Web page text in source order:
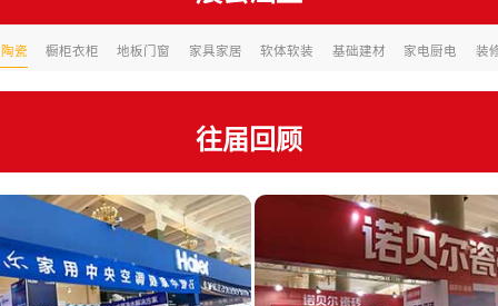
瓷 橱柜衣柜 地板门窗 家具家居 软体软装 基础建材 家电厨电 装
往届回顾